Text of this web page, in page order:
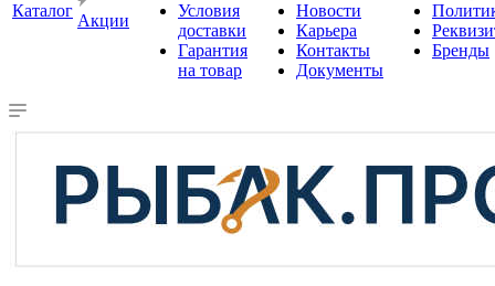
Каталог
Акции
Условия
доставки
Гарантия
на товар
Новости
Карьера
Контакты
Документы
Бренды